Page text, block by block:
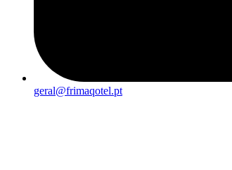
geral@frimaqotel.pt